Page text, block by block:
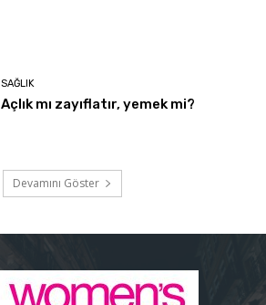
SAĞLIK
Açlık mı zayıflatır, yemek mi?
Devamını Göster